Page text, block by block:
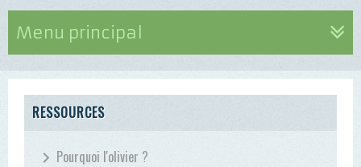
Menu principal
RESSOURCES
Pourquoi l'olivier ?